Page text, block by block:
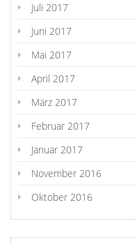
Juli 2017
Juni 2017
Mai 2017
April 2017
März 2017
Februar 2017
Januar 2017
November 2016
Oktober 2016